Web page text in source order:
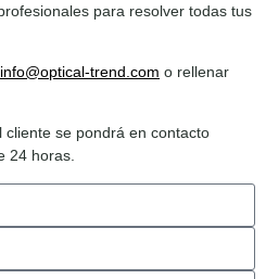
para resolver todas tus
info@optical-trend.com o rellenar
se pondrá en contacto
24 horas.